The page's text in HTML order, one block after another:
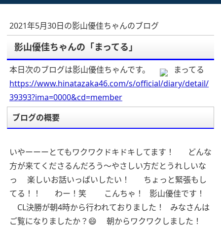
2021年5月30日の影山優佳ちゃんのブログ
影山優佳ちゃんの「まってる」
本日次のブログは影山優佳ちゃんです。
まってる
https://www.hinatazaka46.com/s/official/diary/detail/
39393?ima=0000&cd=member
ブログの概要
いやーーーとてもワクワクドキドキしてます！
どんな
方が来てくださるんだろう〜やさしい方だとうれしいな
っ
楽しいお話いっぱいしたい！
ちょっと緊張もし
てる！！
わー！笑 こんちゃ！
影山優佳です！
CL決勝が朝4時から行われておりました！
みなさんは
ご覧になりましたか？😄
朝からワクワクしました！